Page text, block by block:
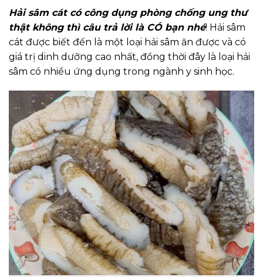
Hải sâm cát có công dụng phòng chống ung thư
thật không thì câu trả lời là CÓ bạn nhé! Hải sâm
cát được biết đến là một loại hải sâm ăn được và có
giá trị dinh dưỡng cao nhất, đồng thời đây là loại hải
sâm có nhiều ứng dụng trong ngành y sinh học.